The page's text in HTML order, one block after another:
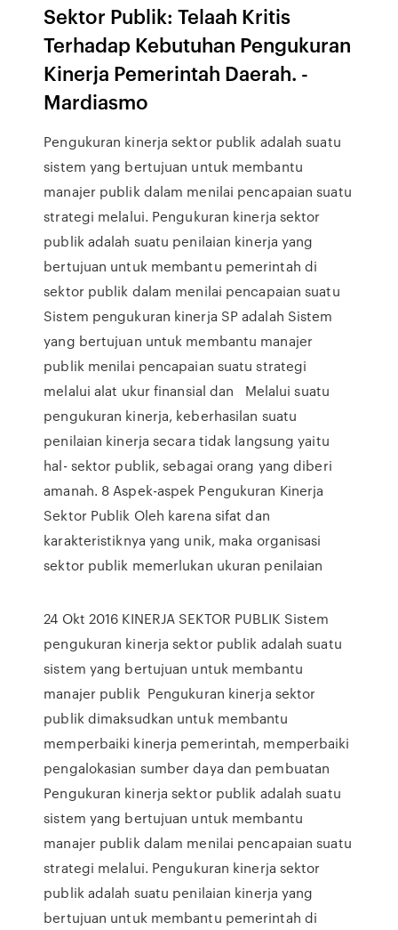
Sektor Publik: Telaah Kritis
Terhadap Kebutuhan Pengukuran
Kinerja Pemerintah Daerah. -
Mardiasmo
Pengukuran kinerja sektor publik adalah suatu
sistem yang bertujuan untuk membantu
manajer publik dalam menilai pencapaian suatu
strategi melalui. Pengukuran kinerja sektor
publik adalah suatu penilaian kinerja yang
bertujuan untuk membantu pemerintah di
sektor publik dalam menilai pencapaian suatu
Sistem pengukuran kinerja SP adalah Sistem
yang bertujuan untuk membantu manajer
publik menilai pencapaian suatu strategi
melalui alat ukur finansial dan Melalui suatu
pengukuran kinerja, keberhasilan suatu
penilaian kinerja secara tidak langsung yaitu
hal- sektor publik, sebagai orang yang diberi
amanah. 8 Aspek-aspek Pengukuran Kinerja
Sektor Publik Oleh karena sifat dan
karakteristiknya yang unik, maka organisasi
sektor publik memerlukan ukuran penilaian
24 Okt 2016 KINERJA SEKTOR PUBLIK Sistem
pengukuran kinerja sektor publik adalah suatu
sistem yang bertujuan untuk membantu
manajer publik Pengukuran kinerja sektor
publik dimaksudkan untuk membantu
memperbaiki kinerja pemerintah, memperbaiki
pengalokasian sumber daya dan pembuatan
Pengukuran kinerja sektor publik adalah suatu
sistem yang bertujuan untuk membantu
manajer publik dalam menilai pencapaian suatu
strategi melalui. Pengukuran kinerja sektor
publik adalah suatu penilaian kinerja yang
bertujuan untuk membantu pemerintah di